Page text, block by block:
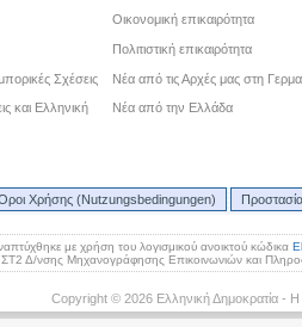
Σχέσεις
και Ελληνική
Οικονομική επικαιρότητα
Πολιτιστική επικαιρότητα
Νέα από τις Αρχές μας στη
Νέα από την Ελλάδα
Χρήσης (Nutzungsbedingungen)
με χρήση του λογισμικού ανοικτού κώδικα
ΣΤ2 Δ/νσης Μηχανογράφησης Επικοινωνιών και
Copyright © 2026 Ελληνική Δημοκρατία -